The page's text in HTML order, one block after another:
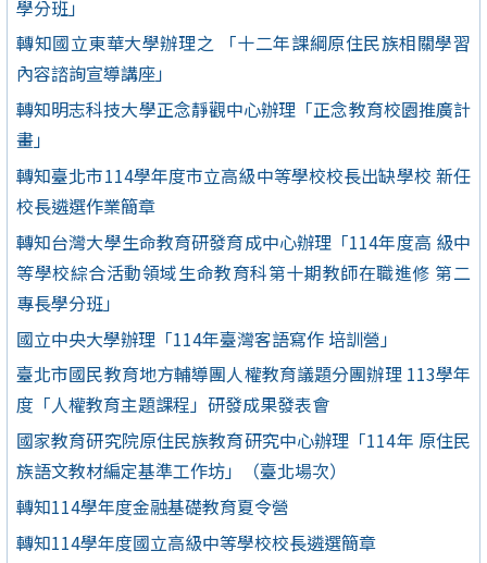
學分班」
轉知國立東華大學辦理之 「十二年課綱原住民族相關學習
內容諮詢宣導講座」
轉知明志科技大學正念靜觀中心辦理「正念教育校園推廣計
畫」
轉知臺北市114學年度市立高級中等學校校長出缺學校 新任
校長遴選作業簡章
轉知台灣大學生命教育研發育成中心辦理「114年度高 級中
等學校綜合活動領域生命教育科第十期教師在職進修 第二
專長學分班」
國立中央大學辦理「114年臺灣客語寫作 培訓營」
臺北市國民教育地方輔導團人權教育議題分團辦理 113學年
度「人權教育主題課程」研發成果發表會
國家教育研究院原住民族教育研究中心辦理「114年 原住民
族語文教材編定基準工作坊」（臺北場次）
轉知114學年度金融基礎教育夏令營
轉知114學年度國立高級中等學校校長遴選簡章